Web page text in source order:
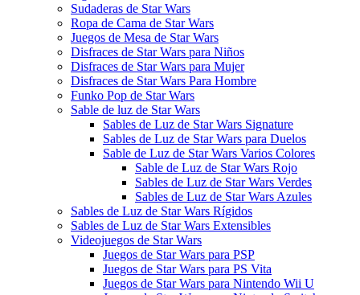
Sudaderas de Star Wars
Ropa de Cama de Star Wars
Juegos de Mesa de Star Wars
Disfraces de Star Wars para Niños
Disfraces de Star Wars para Mujer
Disfraces de Star Wars Para Hombre
Funko Pop de Star Wars
Sable de luz de Star Wars
Sables de Luz de Star Wars Signature
Sables de Luz de Star Wars para Duelos
Sable de Luz de Star Wars Varios Colores
Sable de Luz de Star Wars Rojo
Sables de Luz de Star Wars Verdes
Sables de Luz de Star Wars Azules
Sables de Luz de Star Wars Rígidos
Sables de Luz de Star Wars Extensibles
Videojuegos de Star Wars
Juegos de Star Wars para PSP
Juegos de Star Wars para PS Vita
Juegos de Star Wars para Nintendo Wii U